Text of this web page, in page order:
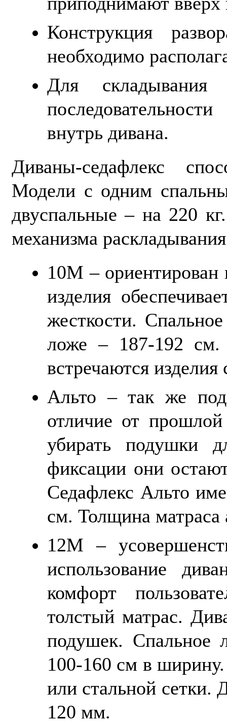
Конструкция
необходимо
Для складывания
внутрь дивана.
Диваны-седафлекс
Модели с одним
двуспальные – на 220
механизма
10М – ориентирован
изделия
жесткости.
ложе – 187-192
встречаются
Альто – так же
отличие от
убирать подушки
фиксации они
Седафлекс Альто
см. Толщина матраса
12М –
использование
комфорт
толстый матрас.
подушек. Спальное
100-160 см в
или стальной сетки.
120 мм.